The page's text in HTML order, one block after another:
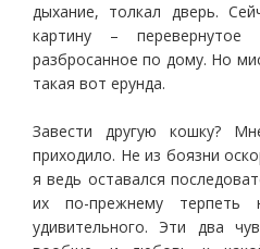
дыхание, толкал дверь.
картину –
разбросанное по дому. Но
такая вот ерунда.
Завести другую кошку?
приходило. Не из боязни
я ведь оставался
их по-прежнему
удивительного. Эти два